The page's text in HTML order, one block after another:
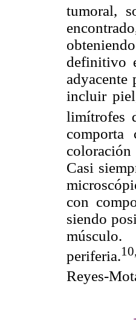
tumoral,
definitivo
adyacente
incluir
limítrofes
Casi
con
siendo
periferia.
Reyes-